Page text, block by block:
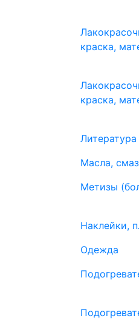
краска,
краска,
Литература
Масла,
Метизы
Наклейки,
Одежда